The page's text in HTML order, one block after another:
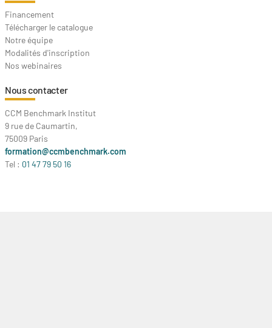
Financement
Télécharger le catalogue
Notre équipe
Modalités d'inscription
Nos webinaires
Nous contacter
CCM Benchmark Institut
9 rue de Caumartin,
75009 Paris
formation@ccmbenchmark.com
Tel : 01 47 79 50 16